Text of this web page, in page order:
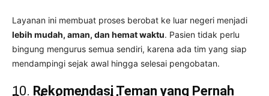
Layanan ini membuat proses berobat ke luar negeri menjadi
lebih mudah, aman, dan hemat waktu. Pasien tidak perlu
bingung mengurus semua sendiri, karena ada tim yang siap
mendampingi sejak awal hingga selesai pengobatan.
10. Rekomendasi Teman yang Pernah